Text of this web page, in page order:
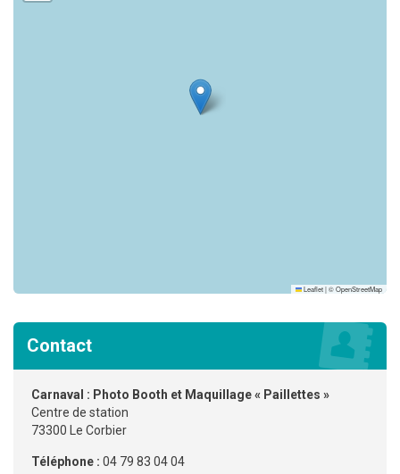
Leaflet|©OpenStreetMap
Contact
Carnaval : Photo Booth et Maquillage « Paillettes »
Centre de station
73300 Le Corbier
Téléphone : 04 79 83 04 04